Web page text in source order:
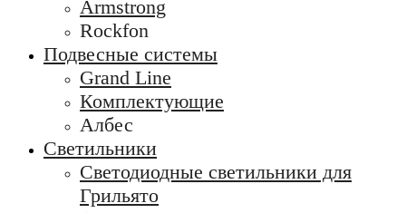
Armstrong
Rockfon
Подвесные системы
Grand Line
Комплектующие
Албес
Светильники
Светодиодные светильники для
Грильято